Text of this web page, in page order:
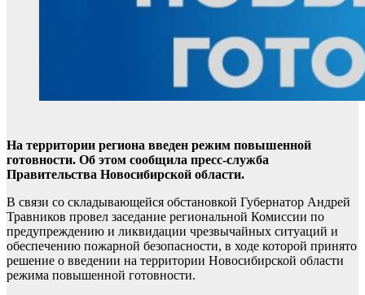
На территории региона введен режим повышенной
готовности. Об этом сообщила пресс-служба
Правительства Новосибирской области.
В связи со складывающейся обстановкой Губернатор Андрей
Травников провел заседание региональной Комиссии по
предупреждению и ликвидации чрезвычайных ситуаций и
обеспечению пожарной безопасности, в ходе которой принято
решение о введении на территории Новосибирской области
режима повышенной готовности.